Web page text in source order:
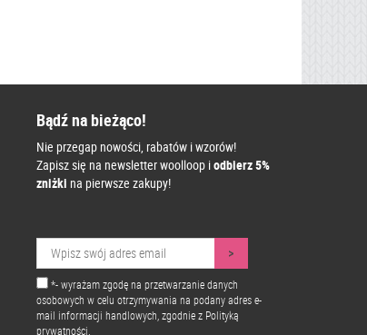
Bądź na bieżąco!
Nie przegap nowości, rabatów i wzorów!
Zapisz się na newsletter woolloop iodbierz 5%
zniżki na pierwsze zakupy!
*- wyrażam zgodę na przetwarzanie danych
osobowych w celu otrzymywania na podany adres e-
mail informacji handlowych, zgodnie z Polityką
prywatności.